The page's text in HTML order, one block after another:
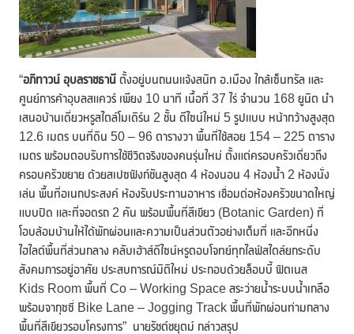
“อภิทาวน์ อุบลราชธานี ตั้งอยู่บนถนนแจ้งสนิท อ.เมือง ใกล้เซ็นทรัล และ
ศูนย์การค้าอุบลสแควร์ เพียง 10 นาที เนื้อที่ 37 ไร่ จำนวน 168 ยูนิต นำ
เสนอบ้านเดี่ยวหรูสไตล์โมเดิร์น 2 ชั้น ดีไซน์ใหม่ 5 รูปแบบ หน้ากว้างสูงสุด
12.6 เมตร บนที่ดิน 50 – 96 ตารางวา พื้นที่ใช้สอย 154 – 225 ตาราง
เมตร พร้อมตอบรับการใช้ชีวิตจริงของคนรุ่นใหม่ ตั้งแต่ครอบครัวเดี่ยวถึง
ครอบครัวขยาย ด้วยสเปซฟังก์ชันสูงสุด 4 ห้องนอน 4 ห้องน้ำ 2 ห้องนั่ง
เล่น พื้นที่อเนกประสงค์ ห้องรับประทานอาหาร เชื่อมต่อห้องครัวขนาดใหญ่
แบบปิด และที่จอดรถ 2 คัน พร้อมพื้นที่สีเขียว (Botanic Garden) ที่
โอบล้อมบ้านให้ได้พักผ่อนและความเป็นส่วนตัวอย่างเต็มที่ และอีกหนึ่ง
ไฮไลต์พื้นที่ส่วนกลาง คลับเฮ้าส์ดีไซน์หรูตอบโจทย์ทุกไลฟ์สไตล์ยกระดับ
สังคมการอยู่อาศัย ประสบการณ์มิติใหม่ ประกอบด้วยล็อบบี้ ฟิตเนส
Kids Room พื้นที่ Co – Working Space สระว่ายน้ำระบบน้ำเกลือ
พร้อมจากุซซี่ Bike Lane – Jogging Track พื้นที่พักผ่อนท่ามกลาง
พื้นที่สีเขียวรอบโครงการ” นายรัชต์ชยุตม์ กล่าวสรุป